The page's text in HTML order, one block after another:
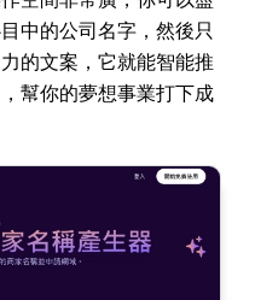
中的公司名字，然後只
的文案，它就能智能推
幫你的夢想事業打下成